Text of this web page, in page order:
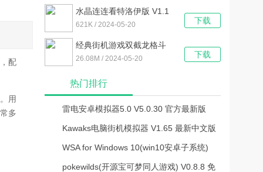
配
用
多
下载
水晶连连看特洛伊版 V1.1
免费电脑版
621K / 2024-05-20
下载
经典街机游戏双截龙格斗
电脑简化版
26.08M / 2024-05-20
热门排行
雷电安卓模拟器5.0 V5.0.30 官方最新版
Kawaks电脑街机模拟器 V1.65 最新中文版
WSA for Windows 10(win10安卓子系统)
V1.0 最新版
pokewilds(开源宝可梦同人游戏) V0.8.8 免